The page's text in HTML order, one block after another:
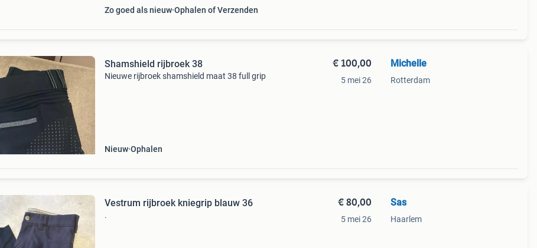
Zo goed als nieuw Ophalen of Verzenden
Shamshield rijbroek 38
Nieuwe rijbroek shamshield maat 38 full grip
Nieuw Ophalen
€ 100,00
5 mei 26
Michelle
Rotterdam
Vestrum rijbroek kniegrip blauw 36
.
€ 80,00
5 mei 26
Sas
Haarlem